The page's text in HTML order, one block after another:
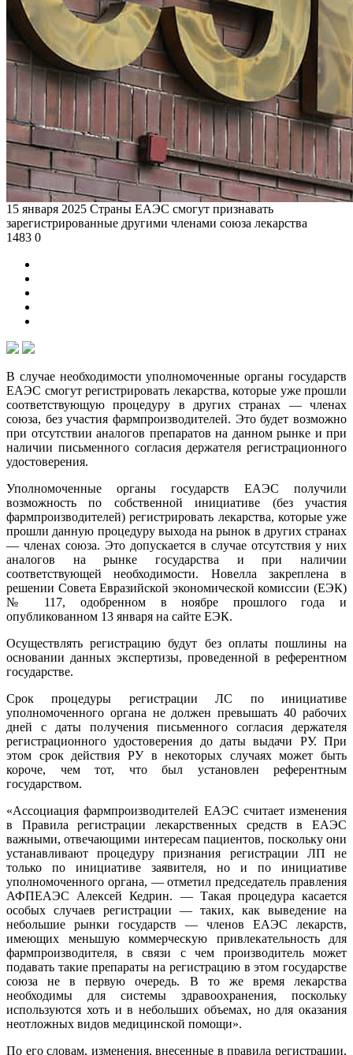
15 января 2025 Страны ЕАЭС смогут признавать
зарегистрированные другими членами союза лекарства
1483 0
В случае необходимости уполномоченные органы государств
ЕАЭС смогут регистрировать лекарства, которые уже прошли
соответствующую процедуру в других странах — членах
союза, без участия фармпроизводителей. Это будет возможно
при отсутствии аналогов препаратов на данном рынке и при
наличии письменного согласия держателя регистрационного
удостоверения.
Уполномоченные органы государств ЕАЭС получили
возможность по собственной инициативе (без участия
фармпроизводителей) регистрировать лекарства, которые уже
прошли данную процедуру выхода на рынок в других странах
— членах союза. Это допускается в случае отсутствия у них
аналогов на рынке государства и при наличии
соответствующей необходимости. Новелла закреплена в
решении Совета Евразийской экономической комиссии (ЕЭК)
№ 117, одобренном в ноябре прошлого года и
опубликованном 13 января на сайте ЕЭК.
Осуществлять регистрацию будут без оплаты пошлины на
основании данных экспертизы, проведенной в референтном
государстве.
Срок процедуры регистрации ЛС по инициативе
уполномоченного органа не должен превышать 40 рабочих
дней с даты получения письменного согласия держателя
регистрационного удостоверения до даты выдачи РУ. При
этом срок действия РУ в некоторых случаях может быть
короче, чем тот, что был установлен референтным
государством.
«Ассоциация фармпроизводителей ЕАЭС считает изменения
в Правила регистрации лекарственных средств в ЕАЭС
важными, отвечающими интересам пациентов, поскольку они
устанавливают процедуру признания регистрации ЛП не
только по инициативе заявителя, но и по инициативе
уполномоченного органа, — отметил председатель правления
АФПЕАЭС Алексей Кедрин. — Такая процедура касается
особых случаев регистрации — таких, как выведение на
небольшие рынки государств — членов ЕАЭС лекарств,
имеющих меньшую коммерческую привлекательность для
фармпроизводителя, в связи с чем производитель может
подавать такие препараты на регистрацию в этом государстве
союза не в первую очередь. В то же время лекарства
необходимы для системы здравоохранения, поскольку
используются хоть и в небольших объемах, но для оказания
неотложных видов медицинской помощи».
По его словам, изменения, внесенные в правила регистрации,